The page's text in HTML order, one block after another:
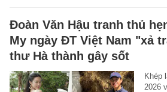
Đoàn Văn Hậu tranh thủ
My ngày ĐT Việt Nam "xả
thư Hà thành gây sốt
Khép
2026